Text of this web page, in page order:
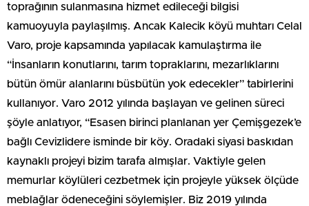
toprağının sulanmasına hizmet edileceği bilgisi
kamuoyuyla paylaşılmış. Ancak Kalecik köyü muhtarı Celal
Varo, proje kapsamında yapılacak kamulaştırma ile
“İnsanların konutlarını, tarım topraklarını, mezarlıklarını
bütün ömür alanlarını büsbütün yok edecekler” tabirlerini
kullanıyor. Varo 2012 yılında başlayan ve gelinen süreci
şöyle anlatıyor, “Esasen birinci planlanan yer Çemişgezek’e
bağlı Cevizlidere isminde bir köy. Oradaki siyasi baskıdan
kaynaklı projeyi bizim tarafa almışlar. Vaktiyle gelen
memurlar köylüleri cezbetmek için projeyle yüksek ölçüde
meblağlar ödeneceğini söylemişler. Biz 2019 yılında